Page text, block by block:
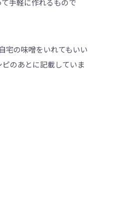
手軽に作れるもので
宅の味噌をいれてもいい
のあとに記載していま